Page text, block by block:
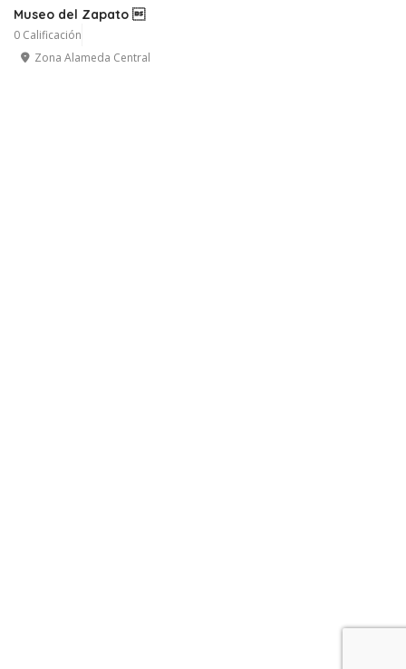
Museo del Zapato 
0 Calificación
Zona Alameda Central